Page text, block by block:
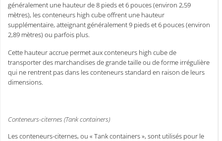
généralement une hauteur de 8 pieds et 6 pouces (environ 2,59
mètres), les conteneurs high cube offrent une hauteur
supplémentaire, atteignant généralement 9 pieds et 6 pouces (environ
2,89 mètres) ou parfois plus.
Cette hauteur accrue permet aux conteneurs high cube de
transporter des marchandises de grande taille ou de forme irrégulière
qui ne rentrent pas dans les conteneurs standard en raison de leurs
dimensions.
Conteneurs-citernes (Tank containers)
Les conteneurs-citernes, ou « Tank containers », sont utilisés pour le